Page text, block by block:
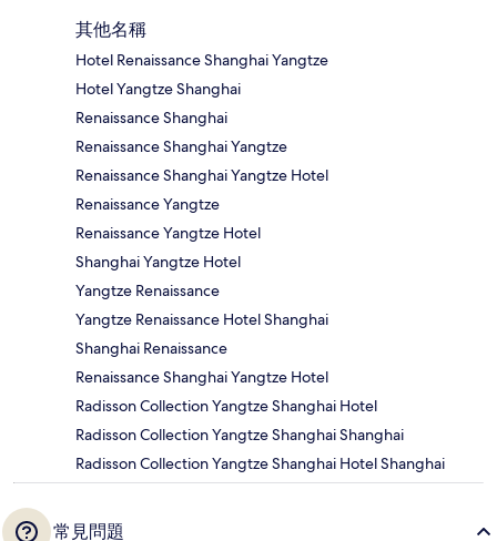
其他名稱
Hotel Renaissance Shanghai Yangtze
Hotel Yangtze Shanghai
Renaissance Shanghai
Renaissance Shanghai Yangtze
Renaissance Shanghai Yangtze Hotel
Renaissance Yangtze
Renaissance Yangtze Hotel
Shanghai Yangtze Hotel
Yangtze Renaissance
Yangtze Renaissance Hotel Shanghai
Shanghai Renaissance
Renaissance Shanghai Yangtze Hotel
Radisson Collection Yangtze Shanghai Hotel
Radisson Collection Yangtze Shanghai Shanghai
Radisson Collection Yangtze Shanghai Hotel Shanghai
常見問題